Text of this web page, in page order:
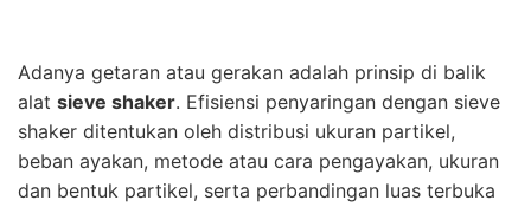
Adanya getaran atau gerakan adalah prinsip di balik
alat sieve shaker. Efisiensi penyaringan dengan sieve
shaker ditentukan oleh distribusi ukuran partikel,
beban ayakan, metode atau cara pengayakan, ukuran
dan bentuk partikel, serta perbandingan luas terbuka